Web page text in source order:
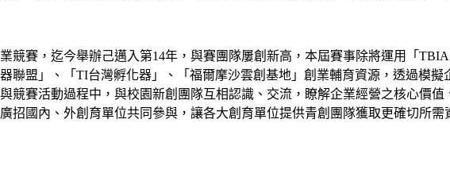
競賽，迄今舉辦己邁入第14年，與賽團隊屢創新高，本屆賽事除將運用「
聯盟」、「TI台灣孵化器」、「福爾摩沙雲創基地」創業輔育資源，透過模
競賽活動過程中，與校園新創團隊互相認識、交流，瞭解企業經營之核心價
招國內、外創育單位共同參與，讓各大創育單位提供青創團隊獲取更確切所